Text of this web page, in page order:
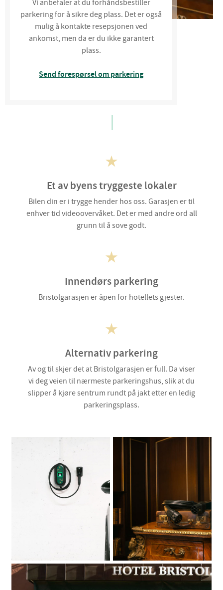
Vi anbefaler at du forhåndsbestiller
parkering for å sikre deg plass. Det er også
mulig å kontakte resepsjonen ved
ankomst, men da er du ikke garantert
plass.
Send forespørsel om parkering
Et av byens tryggeste lokaler
Bilen din er i trygge hender hos oss. Garasjen er til
enhver tid videoovervåket. Det er med andre ord all
grunn til å sove godt.
Innendørs parkering
Bristolgarasjen er åpen for hotellets gjester.
Alternativ parkering
Av og til skjer det at Bristolgarasjen er full. Da viser
vi deg veien til nærmeste parkeringshus, slik at du
slipper å kjøre sentrum rundt på jakt etter en ledig
parkeringsplass.